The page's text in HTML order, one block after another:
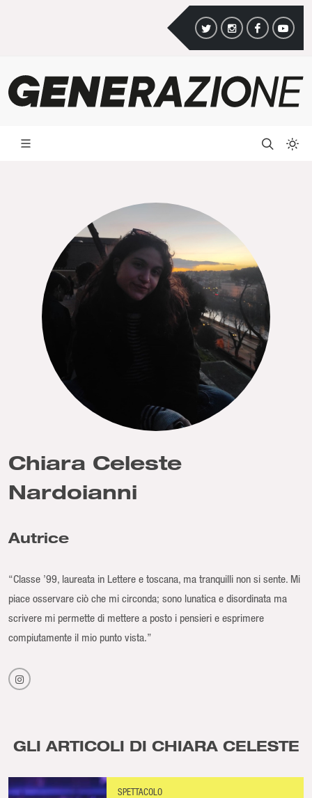
Chiara Celeste
Nardoianni
Autrice
“Classe ’99, laureata in Lettere e toscana, ma tranquilli non si sente. Mi
piace osservare ciò che mi circonda; sono lunatica e disordinata ma
scrivere mi permette di mettere a posto i pensieri e esprimere
compiutamente il mio punto vista.”
GLI ARTICOLI DI CHIARA CELESTE
SPETTACOLO